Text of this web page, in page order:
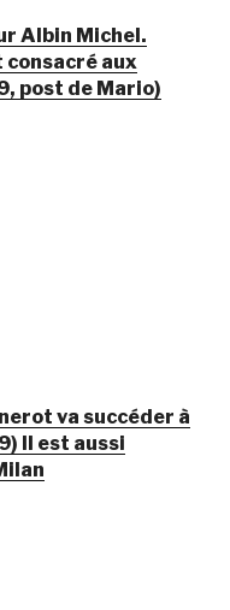
Albin Michel.
consacré aux
post de Mario)
va succéder à
Il est aussi